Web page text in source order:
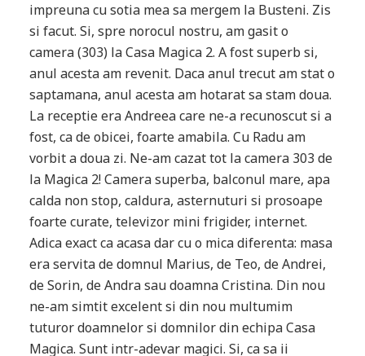
impreuna cu sotia mea sa mergem la Busteni. Zis
si facut. Si, spre norocul nostru, am gasit o
camera (303) la Casa Magica 2. A fost superb si,
anul acesta am revenit. Daca anul trecut am stat o
saptamana, anul acesta am hotarat sa stam doua.
La receptie era Andreea care ne-a recunoscut si a
fost, ca de obicei, foarte amabila. Cu Radu am
vorbit a doua zi. Ne-am cazat tot la camera 303 de
la Magica 2! Camera superba, balconul mare, apa
calda non stop, caldura, asternuturi si prosoape
foarte curate, televizor mini frigider, internet.
Adica exact ca acasa dar cu o mica diferenta: masa
era servita de domnul Marius, de Teo, de Andrei,
de Sorin, de Andra sau doamna Cristina. Din nou
ne-am simtit excelent si din nou multumim
tuturor doamnelor si domnilor din echipa Casa
Magica. Sunt intr-adevar magici. Si, ca sa ii